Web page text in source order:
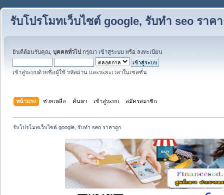
รับโปรโมทเว็บไซต์ google, รับทำ seo ราค
ยินดีต้อนรับคุณ, บุคคลทั่วไป กรุณา เข้าสู่ระบบ หรือ ลงทะเบียน
เข้าสู่ระบบด้วยชื่อผู้ใช้ รหัสผ่าน และระยะเวลาในเซสชั่น
หน้าแรก ช่วยเหลือ ค้นหา เข้าสู่ระบบ สมัครสมาชิก
รับโปรโมทเว็บไซต์ google, รับทำ seo ราคาถูก